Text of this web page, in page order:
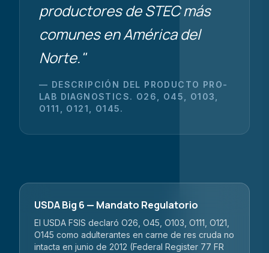
productores de STEC más
comunes en América del
Norte."
— DESCRIPCIÓN DEL PRODUCTO PRO-
LAB DIAGNOSTICS. O26, O45, O103,
O111, O121, O145.
USDA Big 6 — Mandato Regulatorio
El USDA FSIS declaró O26, O45, O103, O111, O121,
O145 como adulterantes en carne de res cruda no
intacta en junio de 2012 (Federal Register 77 FR